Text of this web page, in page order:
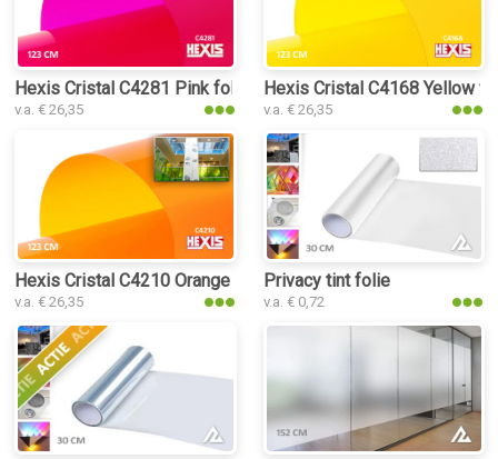
Hexis Cristal C4281 Pink folie
v.a. € 26,35
Hexis Cristal C4168 Yellow
v.a. € 26,35
Hexis Cristal C4210 Orange folie
v.a. € 26,35
Privacy tint folie
v.a. € 0,72